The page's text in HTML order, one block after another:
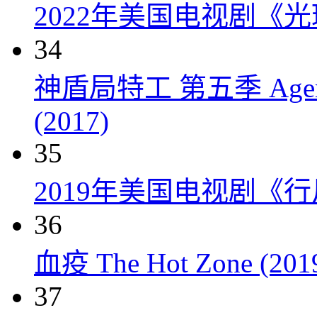
2022年美国电视剧《
34
神盾局特工 第五季
(2017)
35
2019年美国电视剧《
36
血疫 The Hot Zone
37